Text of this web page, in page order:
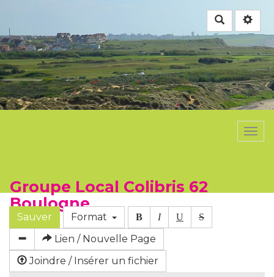
Rechercher
Groupe Local Colibris 62
Boulogne
Sauver Format B I U S
Lien / Nouvelle Page
Joindre / Insérer un fichier